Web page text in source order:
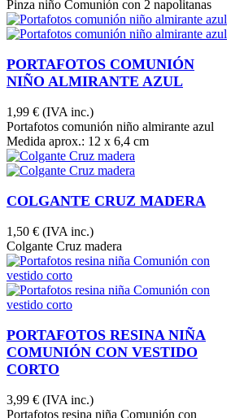
Pinza niño Comunión con 2 napolitanas
PORTAFOTOS COMUNIÓN
NIÑO ALMIRANTE AZUL
1,99 € (IVA inc.)
Portafotos comunión niño almirante azul
Medida aprox.: 12 x 6,4 cm
COLGANTE CRUZ MADERA
1,50 € (IVA inc.)
Colgante Cruz madera
PORTAFOTOS RESINA NIÑA
COMUNIÓN CON VESTIDO
CORTO
3,99 € (IVA inc.)
Portafotos resina niña Comunión con